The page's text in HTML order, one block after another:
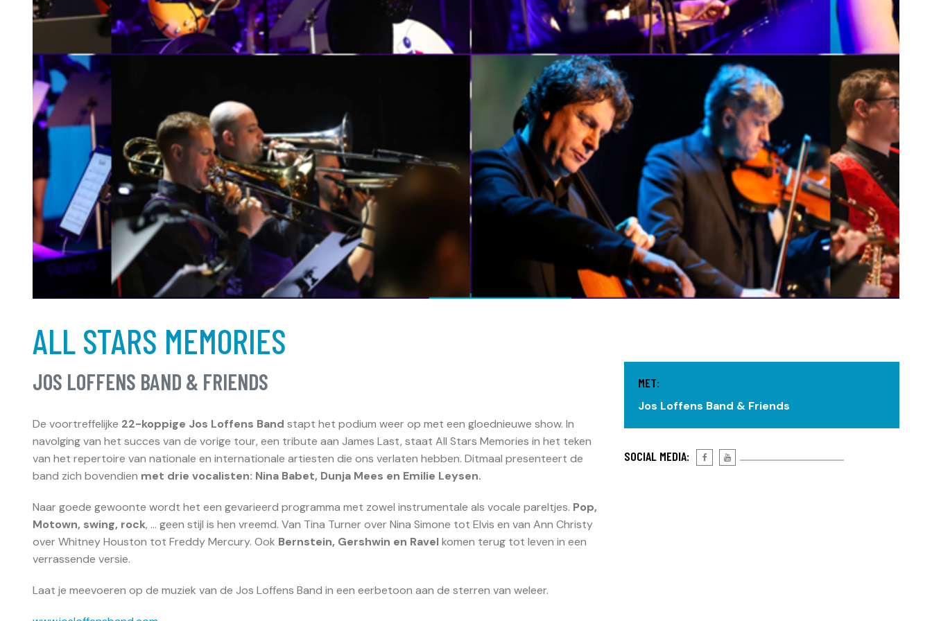
ALL STARS MEMORIES
JOS LOFFENS BAND & FRIENDS
De voortreffelijke 22-koppige Jos Loffens Band stapt het podium weer op met een gloednieuwe show. In
navolging van het succes van de vorige tour, een tribute aan James Last, staat All Stars Memories in het teken
van het repertoire van nationale en internationale artiesten die ons verlaten hebben. Ditmaal presenteert de
band zich bovendien met drie vocalisten: Nina Babet, Dunja Mees en Emilie Leysen.
Naar goede gewoonte wordt het een gevarieerd programma met zowel instrumentale als vocale pareltjes. Pop,
Motown, swing, rock, … geen stijl is hen vreemd. Van Tina Turner over Nina Simone tot Elvis en van Ann Christy
over Whitney Houston tot Freddy Mercury. Ook Bernstein, Gershwin en Ravelkomen terug tot leven in een
verrassende versie.
Laat je meevoeren op de muziek van de Jos Loffens Band in een eerbetoon aan de sterren van weleer.
MET:
Jos Loffens Band & Friends
SOCIAL MEDIA: